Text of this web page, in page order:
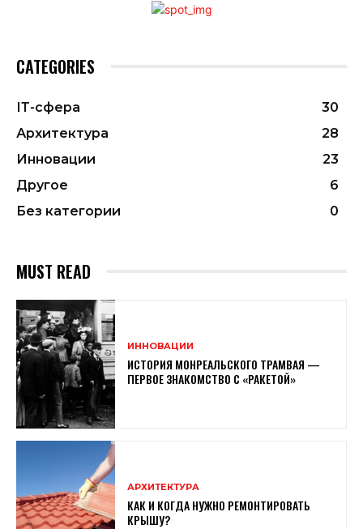
CATEGORIES
ІТ-сфера
30
Архитектура
28
Инновации
23
Другое
6
Без категории
0
MUST READ
ИННОВАЦИИ
ИСТОРИЯ МОНРЕАЛЬСКОГО ТРАМВАЯ —
ПЕРВОЕ ЗНАКОМСТВО С «РАКЕТОЙ»
АРХИТЕКТУРА
КАК И КОГДА НУЖНО РЕМОНТИРОВАТЬ
КРЫШУ?